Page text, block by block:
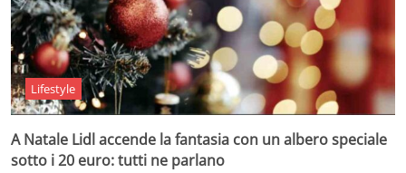
Lifestyle
A Natale Lidl accende la fantasia con un albero speciale
sotto i 20 euro: tutti ne parlano